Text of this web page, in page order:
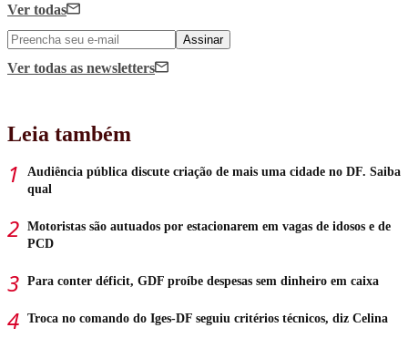
Ver todas
Assinar
Ver todas as newsletters
Leia também
Audiência pública discute criação de mais uma cidade no DF. Saiba
qual
Motoristas são autuados por estacionarem em vagas de idosos e de
PCD
Para conter déficit, GDF proíbe despesas sem dinheiro em caixa
Troca no comando do Iges-DF seguiu critérios técnicos, diz Celina